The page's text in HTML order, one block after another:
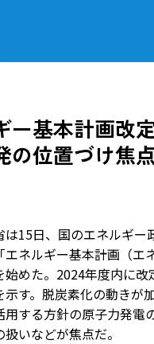
ー基本計画改
位置づけ焦点
15日、国のエネルギー
エネルギー基本計画（エ
始めた。2024年度内に改
示す。脱炭素化の動きが
用する方針の原子力発電
いなどが焦点だ。